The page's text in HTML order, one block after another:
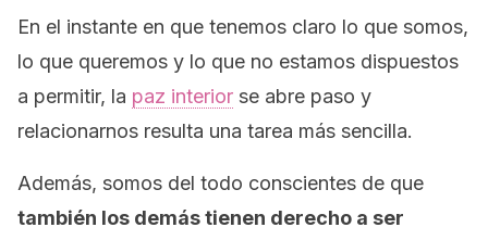
En el instante en que tenemos claro lo que somos,
lo que queremos y lo que no estamos dispuestos
a permitir, la paz interior se abre paso y
relacionarnos resulta una tarea más sencilla.
Además, somos del todo conscientes de que
también los demás tienen derecho a ser